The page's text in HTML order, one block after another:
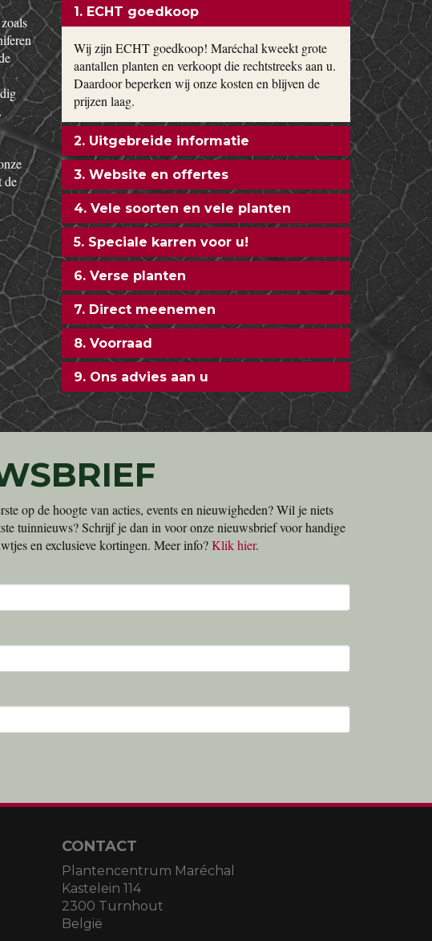
zoals
de
1. ECHT goedkoop
Wij zijn ECHT goedkoop! Maréchal kweekt grote
aantallen planten en verkoopt die rechtstreeks aan u.
Daardoor beperken wij onze kosten en blijven de
prijzen laag.
2. Uitgebreide informatie
3. Website en offertes
4. Vele soorten en vele planten
5. Speciale karren voor u!
6. Verse planten
7. Direct meenemen
8. Voorraad
9. Ons advies aan u
op de hoogte van acties, events en nieuwigheden? Wil je niets
tuinnieuws? Schrijf je dan in voor onze nieuwsbrief voor handige
en exclusieve kortingen. Meer info?Klik hier.
CONTACT
Plantencentrum Maréchal
Kastelein 114
2300 Turnhout
België